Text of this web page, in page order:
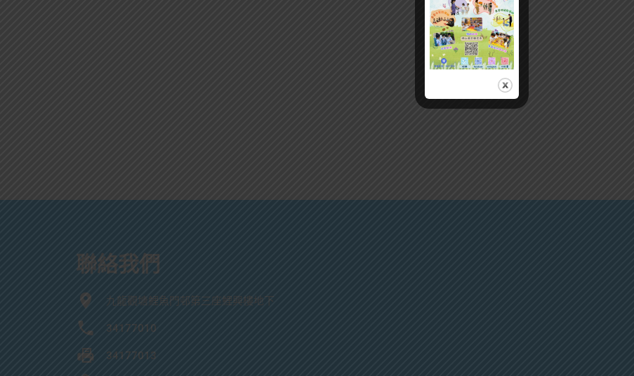
聯絡我們
九龍觀塘鯉魚門邨第三座鯉興樓地下
34177010
34177013